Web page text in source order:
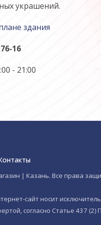
украшений.
здания
16
- 21:00
| Казань. Все права
сайт носит
согласно Статье 437 (2)